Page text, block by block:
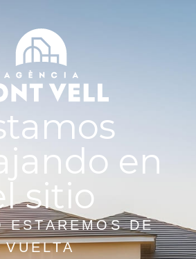
en
sitio
ESTAREMOS DE
VUELTA